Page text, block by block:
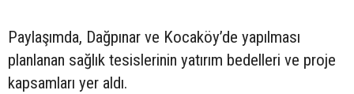
Paylaşımda, Dağpınar ve Kocaköy’de yapılması
planlanan sağlık tesislerinin yatırım bedelleri ve proje
kapsamları yer aldı.